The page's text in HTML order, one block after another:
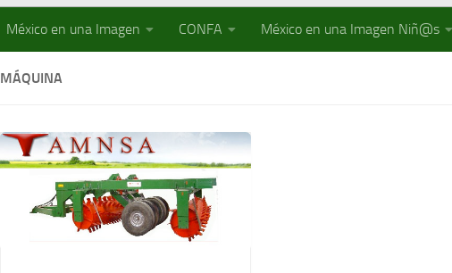
México en una Imagen CONFA México en una Imagen Niñ@s
MÁQUINA